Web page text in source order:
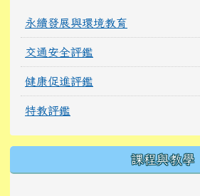
永續發展與環境教育
交通安全評鑑
健康促進評鑑
特教評鑑
課程與教學